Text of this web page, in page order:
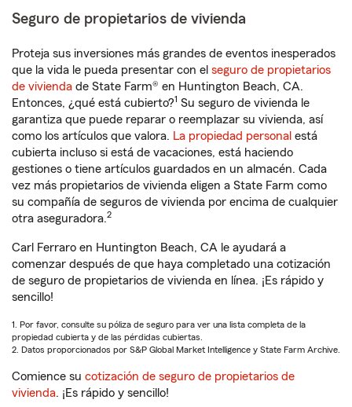
Seguro de propietarios de vivienda
Proteja sus inversiones más grandes de eventos inesperados
que la vida le pueda presentar con el seguro de propietarios
de vivienda de State Farm® en Huntington Beach, CA.
Entonces, ¿qué está cubierto?1 Su seguro de vivienda le
garantiza que puede reparar o reemplazar su vivienda, así
como los artículos que valora. La propiedad personal está
cubierta incluso si está de vacaciones, está haciendo
gestiones o tiene artículos guardados en un almacén. Cada
vez más propietarios de vivienda eligen a State Farm como
su compañía de seguros de vivienda por encima de cualquier
otra aseguradora.2
Carl Ferraro en Huntington Beach, CA le ayudará a
comenzar después de que haya completado una cotización
de seguro de propietarios de vivienda en línea. ¡Es rápido y
sencillo!
1. Por favor, consulte su póliza de seguro para ver una lista completa de la
propiedad cubierta y de las pérdidas cubiertas.
2. Datos proporcionados por S&P Global Market Intelligence y State Farm Archive.
Comience su cotización de seguro de propietarios de
vivienda. ¡Es rápido y sencillo!